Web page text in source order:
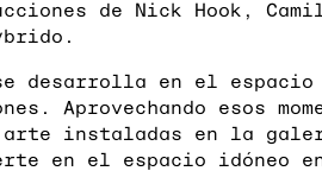
de Nick Hook,
desarrolla en el espacio
Aprovechando esos
arte instaladas en la
en el espacio idóneo